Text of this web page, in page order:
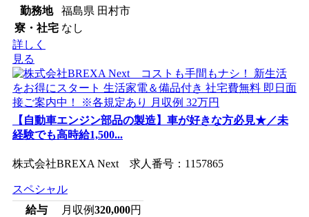
勤務地
福島県 田村市
寮・社宅 なし
詳しく
見る
【自動車エンジン部品の製造】車が好きな方必見★／未
経験でも高時給1,500...
株式会社BREXA Next 求人番号：1157865
スペシャル
給与
月収例320,000円